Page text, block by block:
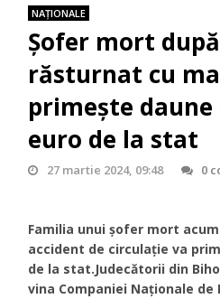
NAŢIONALE
Șofer mort
răsturnat cu
primește daune
euro de la stat
27 martie 2024, 09:48 0
Familia unui șofer mort
accident de circulație va
de la stat.Judecătorii din
vina Companiei Naționale